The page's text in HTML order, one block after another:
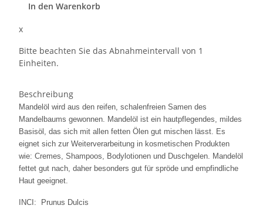
In den Warenkorb
x
Bitte beachten Sie das Abnahmeintervall von 1
Einheiten.
Beschreibung
Mandelöl wird aus den reifen, schalenfreien Samen des
Mandelbaums gewonnen. Mandelöl ist ein hautpflegendes, mildes
Basisöl, das sich mit allen fetten Ölen gut mischen lässt. Es
eignet sich zur Weiterverarbeitung in kosmetischen Produkten
wie: Cremes, Shampoos, Bodylotionen und Duschgelen. Mandelöl
fettet gut nach, daher besonders gut für spröde und empfindliche
Haut geeignet.
INCI: Prunus Dulcis